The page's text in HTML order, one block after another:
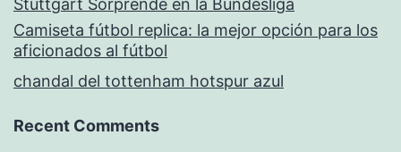
Stuttgart Sorprende en la Bundesliga
Camiseta fútbol replica: la mejor opción para los
aficionados al fútbol
chandal del tottenham hotspur azul
Recent Comments